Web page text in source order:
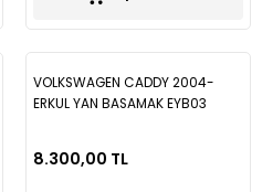
VOLKSWAGEN CADDY 2004-
ERKUL YAN BASAMAK EYB03
8.300,00 TL